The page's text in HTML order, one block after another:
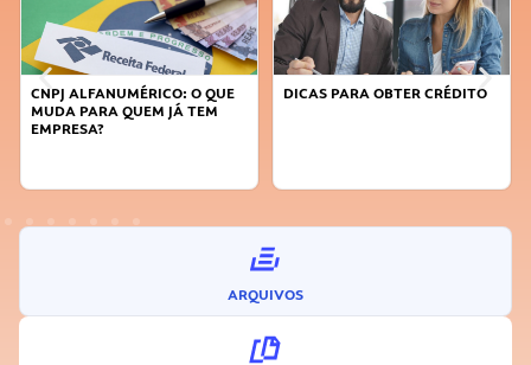
O QUE
QUEM JÁ TEM
DICAS PARA OBTER CRÉDITO
FAÇA A
ARQUIVOS